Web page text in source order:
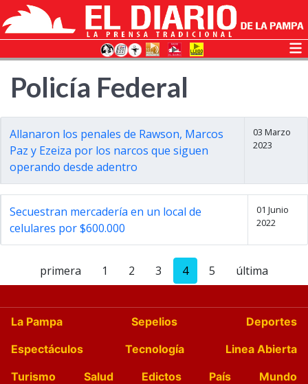
Policía Federal
Allanaron los penales de Rawson, Marcos
Paz y Ezeiza por los narcos que siguen
operando desde adentro
03 Marzo
2023
Secuestran mercadería en un local de
celulares por $600.000
01 Junio
2022
primera 1 2 3 4 5 última
La Pampa Sepelios
Deportes
Espectáculos
Tecnología
Linea Abierta
Turismo
Salud Edictos País
Mundo